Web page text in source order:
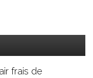
frais de